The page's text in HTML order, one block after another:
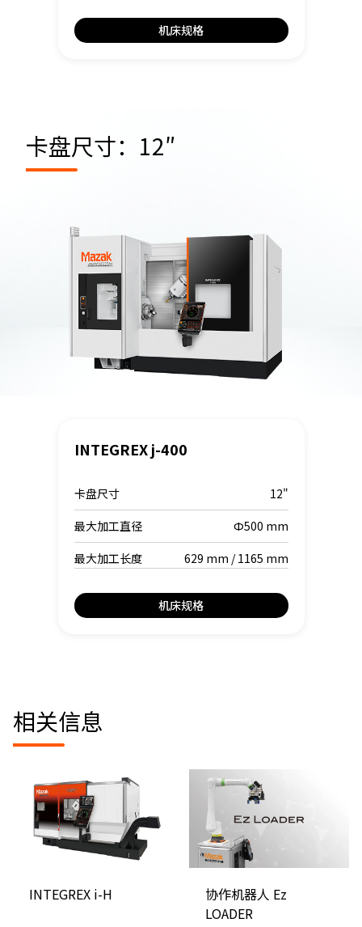
机床规格
卡盘尺寸：12″
INTEGREX j-400
卡盘尺寸
12"
最大加工直径
Φ500 mm
最大加工长度
629 mm / 1165 mm
机床规格
相关信息
INTEGREX i-H
协作机器人 Ez
LOADER